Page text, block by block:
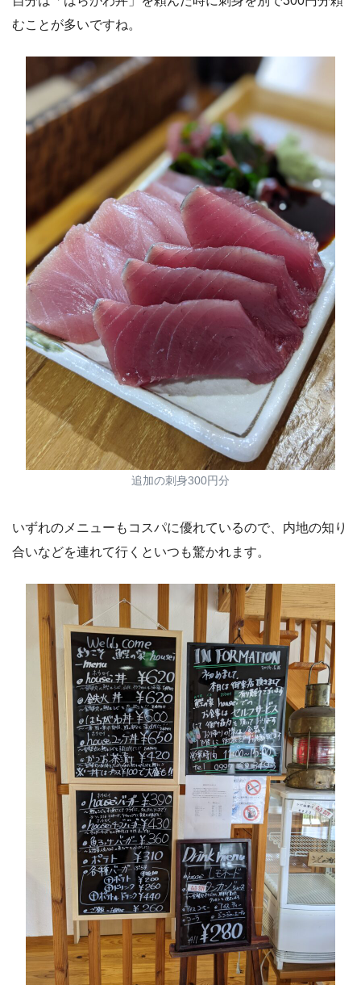
むことが多いですね。
追加の刺身300円分
いずれのメニューもコスパに優れているので、内地の知り
合いなどを連れて行くといつも驚かれます。